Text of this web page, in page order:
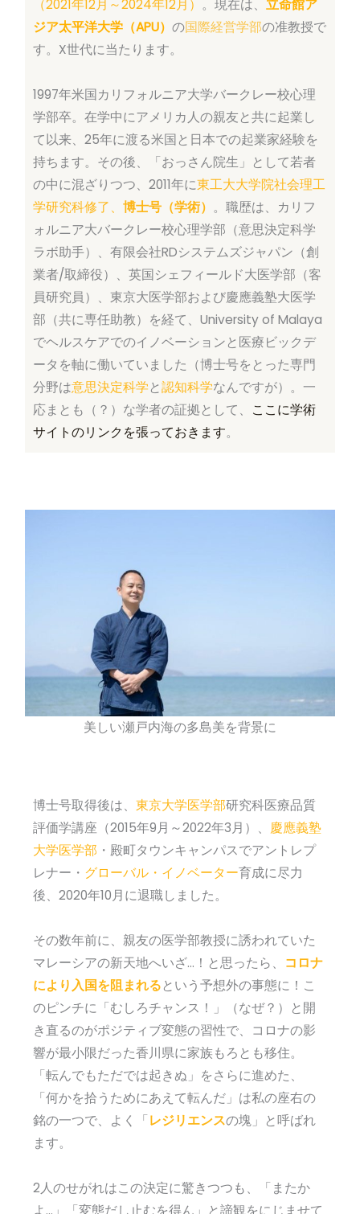
（2021年12月～2024年12月） 。現在は、立命館ア
ジア太平洋大学（APU）の国際経営学部の准教授で
す。X世代に当たります。
1997年米国カリフォルニア大学バークレー校心理
学部卒。在学中にアメリカ人の親友と共に起業し
て以来、25年に渡る米国と日本での起業家経験を
持ちます。その後、「おっさん院生」として若者
の中に混ざりつつ、2011年に東工大大学院社会理工
学研究科修了、博士号（学術） 。職歴は、カリフ
ォルニア大バークレー校心理学部（意思決定科学
ラボ助手）、有限会社RDシステムズジャパン（創
業者/取締役）、英国シェフィールド大医学部（客
員研究員）、東京大医学部および慶應義塾大医学
部（共に専任助教）を経て、University of Malaya
でヘルスケアでのイノベーションと医療ビックデ
ータを軸に働いていました（博士号をとった専門
分野は意思決定科学と認知科学なんですが）。一
応まとも（？）な学者の証拠として、 ここに学術
サイトのリンクを張っておきます。
美しい瀬戸内海の多島美を背景に
博士号取得後は、東京大学医学部研究科医療品質
評価学講座（2015年9月～2022年3月）、 慶應義塾
大学医学部 ・殿町タウンキャンパスでアントレプ
レナー・ グローバル・イノベーター育成に尽力
後、2020年10月に退職しました。
その数年前に、親友の医学部教授に誘われていた
マレーシアの新天地へいざ…！と思ったら、 コロナ
により入国を阻まれるという予想外の事態に！こ
のピンチに「むしろチャンス！」（なぜ？）と開
き直るのがポジティブ変態の習性で、コロナの影
響が最小限だった香川県に家族もろとも移住。
「転んでもただでは起きぬ」をさらに進めた、
「何かを拾うためにあえて転んだ」は私の座右の
銘の一つで、よく「レジリエンスの塊」と呼ばれ
ます。
2人のせがれはこの決定に驚きつつも、「またか